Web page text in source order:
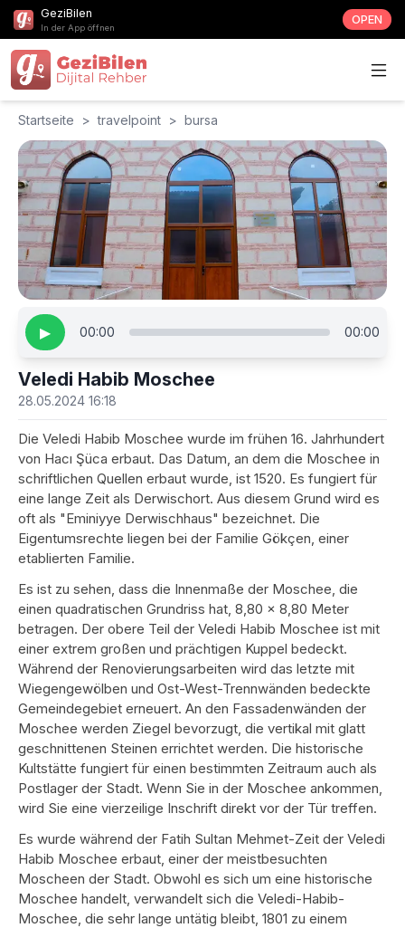
GeziBilen
In der App öffnen
OPEN
Startseite > travelpoint > bursa
▶ 00:00 00:00
Veledi Habib Moschee
28.05.2024 16:18
Die Veledi Habib Moschee wurde im frühen 16. Jahrhundert
von Hacı Şüca erbaut. Das Datum, an dem die Moschee in
schriftlichen Quellen erbaut wurde, ist 1520. Es fungiert für
eine lange Zeit als Derwischort. Aus diesem Grund wird es
oft als "Eminiyye Derwischhaus" bezeichnet. Die
Eigentumsrechte liegen bei der Familie Gökçen, einer
etablierten Familie.
Es ist zu sehen, dass die Innenmaße der Moschee, die
einen quadratischen Grundriss hat, 8,80 x 8,80 Meter
betragen. Der obere Teil der Veledi Habib Moschee ist mit
einer extrem großen und prächtigen Kuppel bedeckt.
Während der Renovierungsarbeiten wird das letzte mit
Wiegengewölben und Ost-West-Trennwänden bedeckte
Gemeindegebiet erneuert. An den Fassadenwänden der
Moschee werden Ziegel bevorzugt, die vertikal mit glatt
geschnittenen Steinen errichtet werden. Die historische
Kultstätte fungiert für einen bestimmten Zeitraum auch als
Postlager der Stadt. Wenn Sie in der Moschee ankommen,
wird Sie eine vierzeilige Inschrift direkt vor der Tür treffen.
Es wurde während der Fatih Sultan Mehmet-Zeit der Veledi
Habib Moschee erbaut, einer der meistbesuchten
Moscheen der Stadt. Obwohl es sich um eine historische
Moschee handelt, verwandelt sich die Veledi-Habib-
Moschee, die sehr lange untätig bleibt, 1801 zu einem